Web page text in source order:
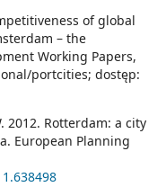
of global
– the
Working Papers,
portcities; dostęp:
2012. Rotterdam: a city
European Planning